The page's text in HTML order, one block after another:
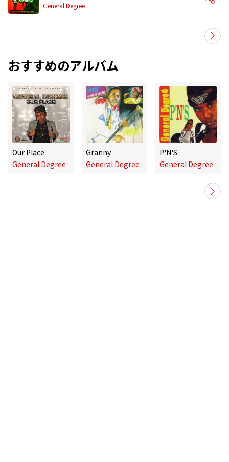
General Degree
おすすめのアルバム
Our Place
General Degree
Granny
General Degree
P'N'S
General Degree